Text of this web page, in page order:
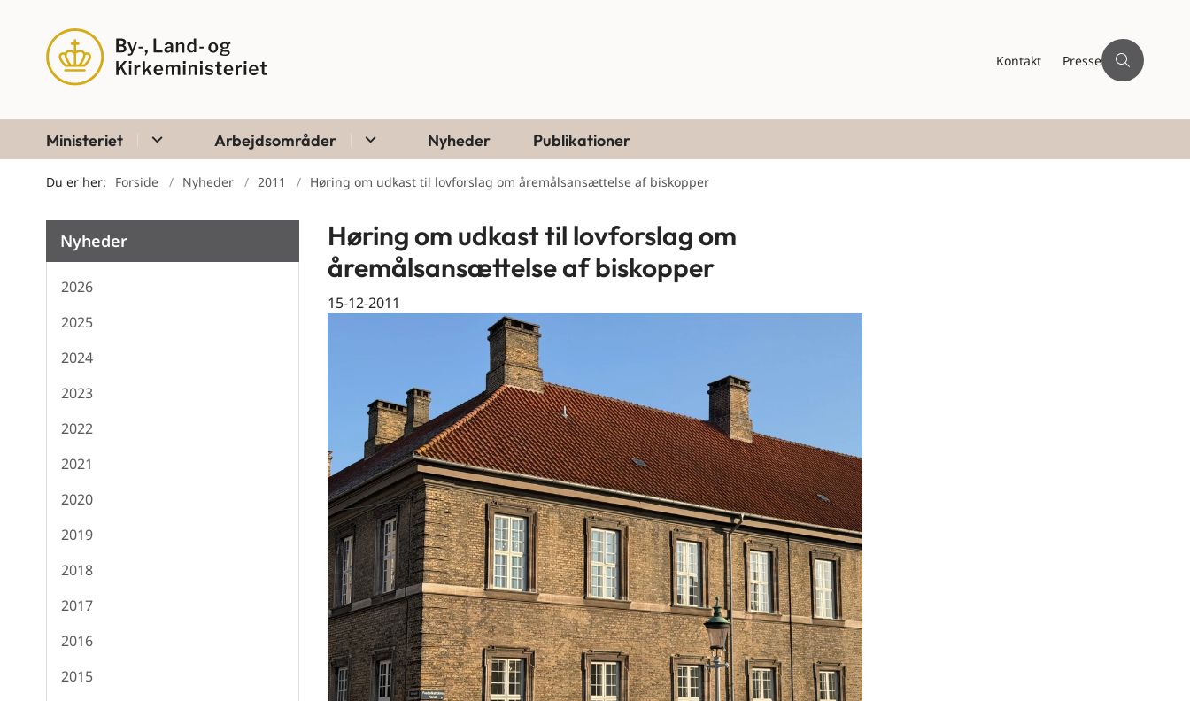
Kontakt Presse
Ministeriet Arbejdsområder Nyheder Publikationer
Du er her: Forside Nyheder 2011 Høring om udkast til lovforslag om åremålsansættelse af biskopper
Nyheder
2026
2025
2024
2023
2022
2021
2020
2019
2018
2017
2016
2015
Høring om udkast til lovforslag om
åremålsansættelse af biskopper
15-12-2011